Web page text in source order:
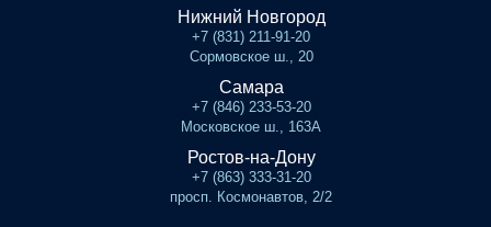
Нижний Новгород
+7 (831) 211-91-20
Сормовское ш., 20
Самара
+7 (846) 233-53-20
Московское ш., 163А
Ростов-на-Дону
+7 (863) 333-31-20
просп. Космонавтов, 2/2